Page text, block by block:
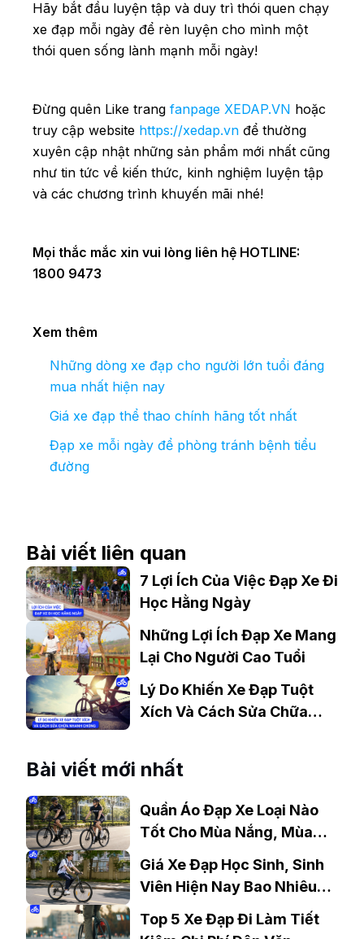
Hãy bắt đầu luyện tập và duy trì thói quen chạy
xe đạp mỗi ngày để rèn luyện cho mình một
thói quen sống lành mạnh mỗi ngày!
Đừng quên Like trang fanpage XEDAP.VN hoặc
truy cập website https://xedap.vn để thường
xuyên cập nhật những sản phẩm mới nhất cũng
như tin tức về kiến thức, kinh nghiệm luyện tập
và các chương trình khuyến mãi nhé!
Mọi thắc mắc xin vui lòng liên hệ HOTLINE:
1800 9473
Xem thêm
Những dòng xe đạp cho người lớn tuổi đáng
mua nhất hiện nay
Giá xe đạp thể thao chính hãng tốt nhất
Đạp xe mỗi ngày để phòng tránh bệnh tiểu
đường
Bài viết liên quan
7 Lợi Ích Của Việc Đạp Xe Đi
Học Hằng Ngày
Những Lợi Ích Đạp Xe Mang
Lại Cho Người Cao Tuổi
Lý Do Khiến Xe Đạp Tuột
Xích Và Cách Sửa Chữa
Bài viết mới nhất
Quần Áo Đạp Xe Loại Nào
Tốt Cho Mùa Nắng, Mùa
Giá Xe Đạp Học Sinh, Sinh
Viên Hiện Nay Bao Nhiêu?
Top 5 Xe Đạp Đi Làm Tiết